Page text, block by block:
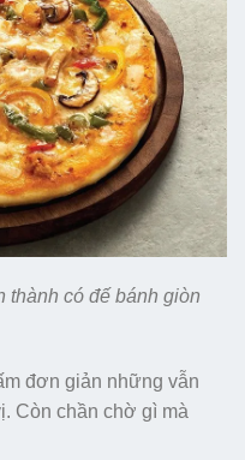
thành có đế bánh giòn
đơn giản những vẫn
Còn chần chờ gì mà